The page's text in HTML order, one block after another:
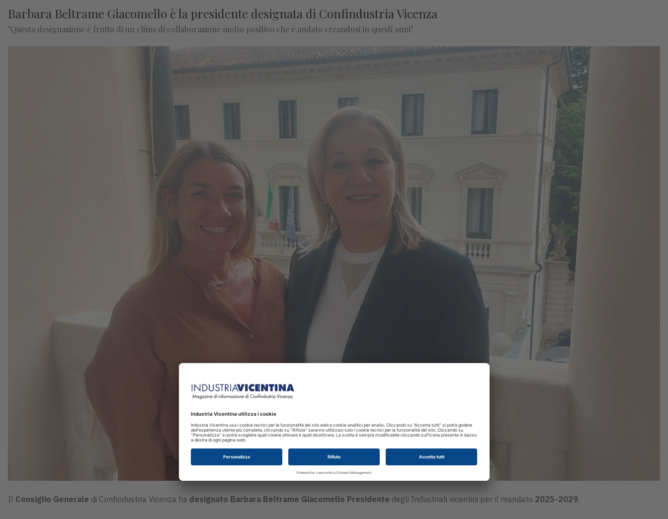
Barbara Beltrame Giacomello è la presidente designata di Confindustria Vicenza
"Questa designazione è frutto di un clima di collaborazione molto positivo che è andato creandosi in questi anni".
Il Consiglio Generale di Confindustria Vicenza ha designato Barbara Beltrame Giacomello Presidente degli Industriali vicentini per il mandato 2025-2029.